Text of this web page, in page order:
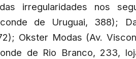
irregularidades nos
de Uruguai, 388);
Okster Modas (Av.
de Rio Branco, 233,